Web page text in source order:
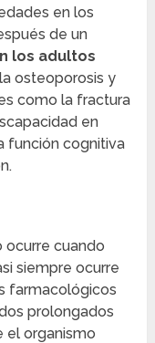
en los
de un
los adultos
osteoporosis y
como la fractura
en
función cognitiva
ocurre cuando
siempre ocurre
farmacológicos
prolongados
el organismo